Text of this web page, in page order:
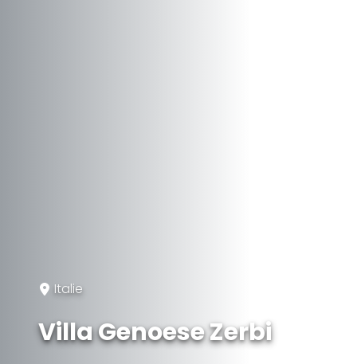
Italie
Villa Genoese Zerbi